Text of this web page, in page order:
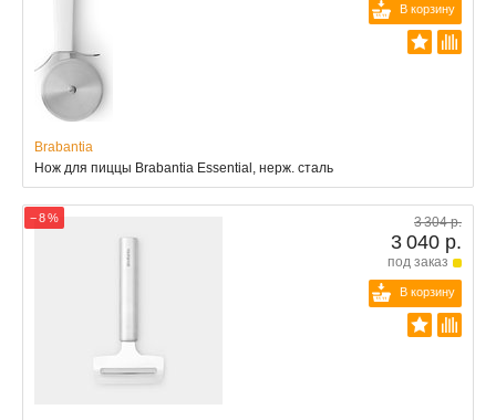
В корзину
Brabantia
Нож для пиццы Brabantia Essential, нерж. сталь
− 8 % 3 304 р.
3 040 р.
под заказ
В корзину